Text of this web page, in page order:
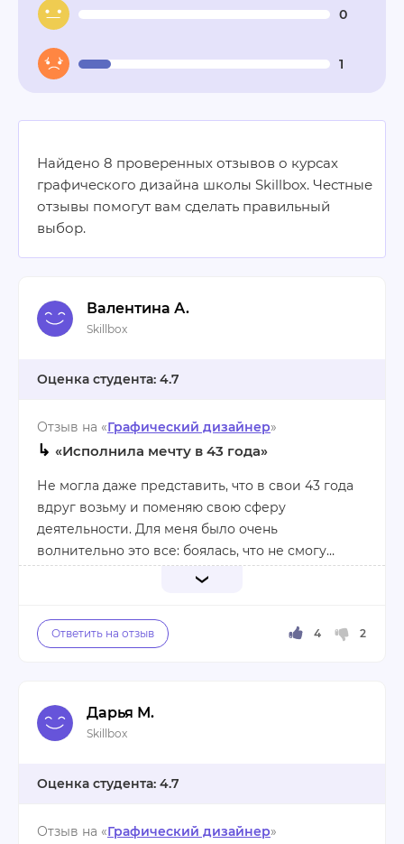
Найдено 8 проверенных отзывов о курсах
графического дизайна школы Skillbox. Честные
отзывы помогут вам сделать правильный
выбор.
Валентина А.
Skillbox
4.7
Отзыв на «Графический дизайнер»
↳ «Исполнила мечту в 43 года»
Не могла даже представить, что в свои 43 года
вдруг возьму и поменяю свою сферу
деятельности. Для меня было очень
волнительно это все: боялась, что не смогу
освоить довольно сложную область. Но дизайн
превыше страхов.
сказать: там работают настоящие мастера своего
дела. Я значительно спрогрессировала и
и постеров, о чем раньше не могла и думать. А
ведь это еще только начало обучения!
Плюсы:
Нет
Дарья М.
Skillbox
4.7
Отзыв на «Графический дизайнер»
0
1